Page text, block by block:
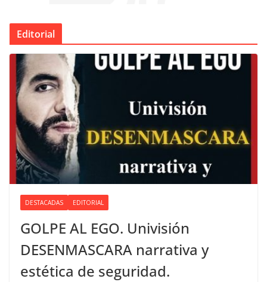
Editorial
DESTACADAS EDITORIAL
GOLPE AL EGO. Univisión
DESENMASCARA narrativa y
estética de seguridad.